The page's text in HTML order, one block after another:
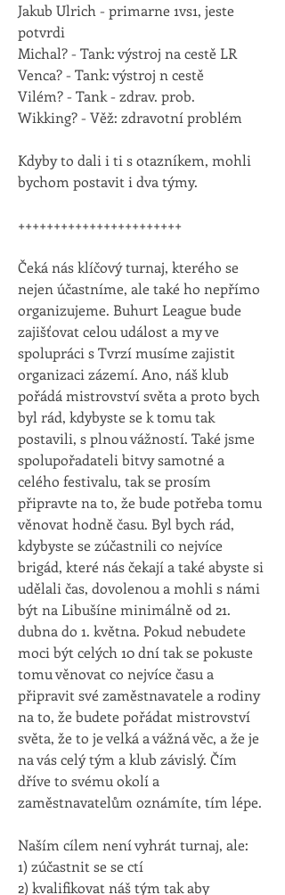
Jakub Ulrich - primarne 1vs1, jeste
potvrdi
Michal? - Tank: výstroj na cestě LR
Venca? - Tank: výstroj n cestě
Vilém? - Tank - zdrav. prob.
Wikking? - Věž: zdravotní problém
Kdyby to dali i ti s otazníkem, mohli
bychom postavit i dva týmy.
+++++++++++++++++++++++
Čeká nás klíčový turnaj, kterého se
nejen účastníme, ale také ho nepřímo
organizujeme. Buhurt League bude
zajišťovat celou událost a my ve
spolupráci s Tvrzí musíme zajistit
organizaci zázemí. Ano, náš klub
pořádá mistrovství světa a proto bych
byl rád, kdybyste se k tomu tak
postavili, s plnou vážností. Také jsme
spolupořadateli bitvy samotné a
celého festivalu, tak se prosím
připravte na to, že bude potřeba tomu
věnovat hodně času. Byl bych rád,
kdybyste se zúčastnili co nejvíce
brigád, které nás čekají a také abyste si
udělali čas, dovolenou a mohli s námi
být na Libušíne minimálně od 21.
dubna do 1. května. Pokud nebudete
moci být celých 10 dní tak se pokuste
tomu věnovat co nejvíce času a
připravit své zaměstnavatele a rodiny
na to, že budete pořádat mistrovství
světa, že to je velká a vážná věc, a že je
na vás celý tým a klub závislý. Čím
dříve to svému okolí a
zaměstnavatelům oznámíte, tím lépe.
Naším cílem není vyhrát turnaj, ale:
1) zúčastnit se se ctí
2) kvalifikovat náš tým tak aby